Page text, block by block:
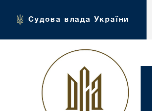
Судова влада України